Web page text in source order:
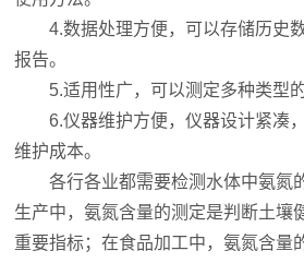
4.数据处理方便，可以存储历史
报告。
5.适用性广，可以测定多种类型的
6.仪器维护方便，仪器设计紧凑
维护成本。
各行各业都需要检测水体中氨氮
生产中，氨氮含量的测定是判断土壤
重要指标；在食品加工中，氨氮含量